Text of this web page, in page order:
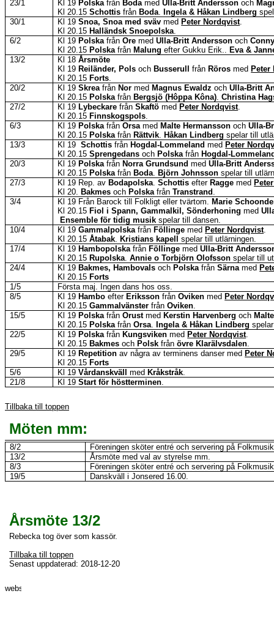
23/1
Kl 19 Polskafrån Boda medUlla-Britt Andersson och
Kl 20.15Schottis från Boda. Ingela & Håkan Lindberg
30/1
Kl 19Snoa, Snoa med svävmed Peter Nordqvist.
Kl 20.15 HalländskSnoepolska.
6/2
Kl 19 PolskafrånOre medUlla-Britt Andersson och
Kl 20.15 Polskafrån MalungefterGukku Erik.. Eva &
13/2
Kl 18Årsmöte
Kl 19 Reiländer, Pols och Busserull från Röros med Peter
Kl 20.15 Forts.
20/2
Kl 19Skreafrån Normed Magnus Ewaldz ochUlla-Britt
Kl 20.15 Polskafrån Bergsjö (Hôppa Kôna).Christina
27/2
Kl 19 Lybeckare frånSkaftö med Peter Nordqvist.
Kl 20.15 Finnskogspols.
6/3
Kl 19 PolskafrånOrsa med Malte Hermansson ochUlla-
Kl 20.15 Polskafrån Rättvik. Håkan Lindberg spelar till
13/3
Kl 19 Schottis från Hogdal-Lommeland med Peter
Kl 20.15Sprengedans och Polskafrån Hogdal-
20/3
Kl 19 Polskafrån Norra Grundsund medUlla-Britt
Kl 20.15 Polskafrån Boda. Björn Johnsson spelar till
27/3
Kl 19 Rep. av Bodapolska.Schottis efter Ragge med
Kl 20. Bakmes och PolskafrånTranstrand .
3/4
Kl 19 Från Barock till Folkligt eller tvärtom. Marie
Kl 20.15 Fiol i Spann, Gammalkil,Sönderhoning med
Ensemble för tidig musik spelar till dansen.
10/4
Kl 19Gammalpolskafrån Föllinge med Peter Nordqvist.
Kl 20.15Åtabak. Kristians kapell
spelar till utlärningen.
17/4
Kl 19 Hambopolskafrån Föllinge medUlla-Britt
Kl 20.15 Rupolska.Annie o Torbjörn Olofsson spelar till
24/4
Kl 19 Bakmes, Hambovals och PolskafrånSärnamed
Kl 20.15 Forts
1/5
Första maj. Ingen dans hos oss.
8/5
Kl 19 Hambo efter Eriksson frånOvikenmed Peter
Kl 20.15Gammalvänster frånOviken.
15/5
Kl 19 PolskafrånOrust med Kerstin Harvenberg och
Kl 20.15 PolskafrånOrsa. Ingela & Håkan Lindberg
22/5
Kl 19 Polskafrån Kungsviken med Peter Nordqvist.
Kl 20.15 Bakmes och Polsk frånövre Klarälvsdalen.
29/5
Kl 19 Repetition av några av terminens danser med Peter
Kl 20.15 Forts
5/6
Kl 19Vårdanskväll med Kråkstråk.
21/8
Kl 19Start för höstterminen.
Tillbaka till toppen
Möten mm:
8/2
Föreningen sköter entré och servering på
13/2
Årsmöte med val av styrelse mm.
8/3
Föreningen sköter entré och servering på
19/5
Danskväll i Jonsered 16.00.
Årsmöte 13/2
Rebecka tog över som kassör.
Tillbaka till toppen
Senast uppdaterad: 2018-12-20